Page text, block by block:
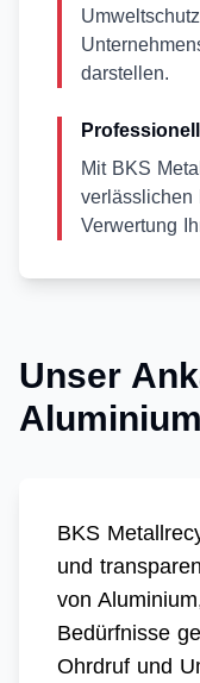
darstellen.
Mit BKS
verlässlichen
Verwertung
Unser
Aluminium
BKS
und
von
Bedürfnisse
Ohrdruf und